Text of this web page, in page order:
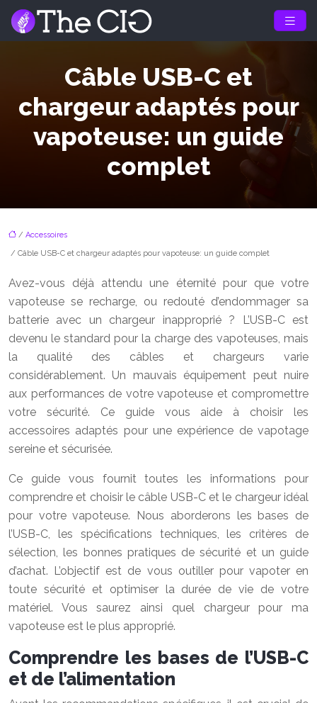
Câble USB-C et
chargeur adaptés pour
vapoteuse: un guide
complet
/ Accessoires
/ Câble USB-C et chargeur adaptés pour vapoteuse: un guide complet
Avez-vous déjà attendu une éternité pour que votre
vapoteuse se recharge, ou redouté d’endommager sa
batterie avec un chargeur inapproprié ? L’USB-C est
devenu le standard pour la charge des vapoteuses, mais
la qualité des câbles et chargeurs varie
considérablement. Un mauvais équipement peut nuire
aux performances de votre vapoteuse et compromettre
votre sécurité. Ce guide vous aide à choisir les
accessoires adaptés pour une expérience de vapotage
sereine et sécurisée.
Ce guide vous fournit toutes les informations pour
comprendre et choisir le câble USB-C et le chargeur idéal
pour votre vapoteuse. Nous aborderons les bases de
l’USB-C, les spécifications techniques, les critères de
sélection, les bonnes pratiques de sécurité et un guide
d’achat. L’objectif est de vous outiller pour vapoter en
toute sécurité et optimiser la durée de vie de votre
matériel. Vous saurez ainsi quel chargeur pour ma
vapoteuse est le plus approprié.
Comprendre les bases de l’USB-C
et de l’alimentation